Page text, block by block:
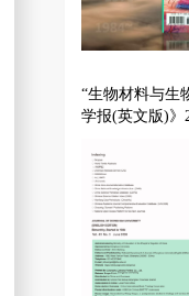
“生物材料与生
学报(英文版)》